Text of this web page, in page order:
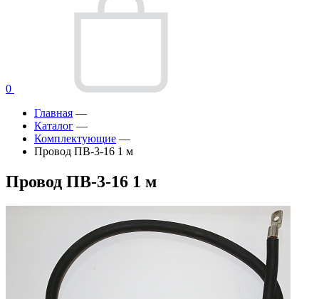
0
Главная —
Каталог —
Комплектующие —
Провод ПВ-3-16 1 м
Провод ПВ-3-16 1 м